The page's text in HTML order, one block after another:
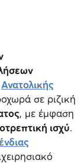
Ανατολικής
σε ριζική
, με έμφαση
ισχύ.